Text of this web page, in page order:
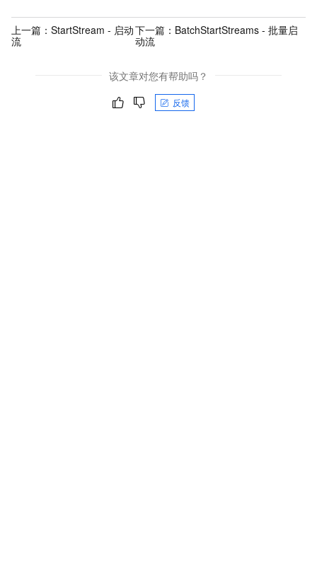
上一篇： StartStream - 启动
流
下一篇： BatchStartStreams - 批量启
动流
该文章对您有帮助吗？
反馈